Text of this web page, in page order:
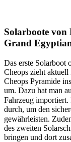
Solarboote von
Grand
Das erste Solarboot
Cheops zieht
Cheops Pyramide
um. Dazu hat man
Fahrzeug
durch, um den
gewährleisten.
des zweiten
bringen und dort